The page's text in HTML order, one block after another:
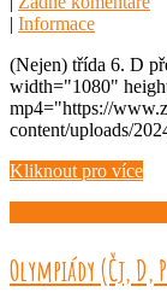
| Informace
(Nejen) třída 6. D
width="1080"
mp4="https://
content/uploads/
Kliknout pro více
Olympiády (Čj, D,